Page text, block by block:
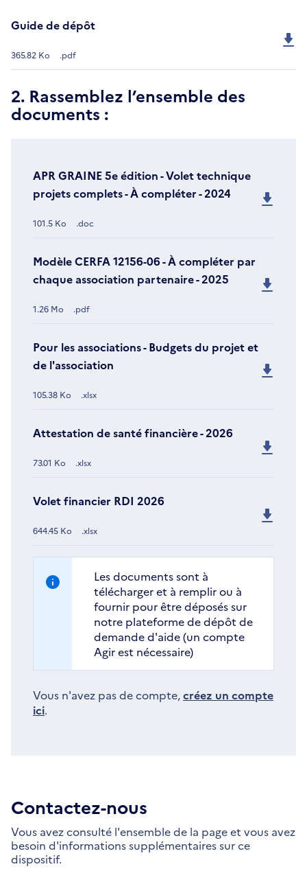
Guide de dépôt
365.82 Ko .pdf
2. Rassemblez l’ensemble des
documents :
APR GRAINE 5e édition - Volet technique
projets complets - À compléter - 2024
101.5 Ko .doc
Modèle CERFA 12156-06 - À compléter par
chaque association partenaire - 2025
1.26 Mo .pdf
Pour les associations - Budgets du projet et
de l'association
105.38 Ko .xlsx
Attestation de santé financière - 2026
73.01 Ko .xlsx
Volet financier RDI 2026
644.45 Ko .xlsx
Les documents sont à
télécharger et à remplir ou à
fournir pour être déposés sur
notre plateforme de dépôt de
demande d'aide (un compte
Agir est nécessaire)
Vous n'avez pas de compte,créez un compte
ici.
Contactez-nous
Vous avez consulté l'ensemble de la page et vous avez
besoin d'informations supplémentaires sur ce
dispositif.